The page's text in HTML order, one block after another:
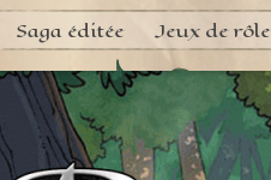
Saga éditée Jeux de rôle